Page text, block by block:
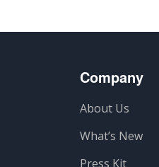
Company
About Us
What’s New
Press Kit